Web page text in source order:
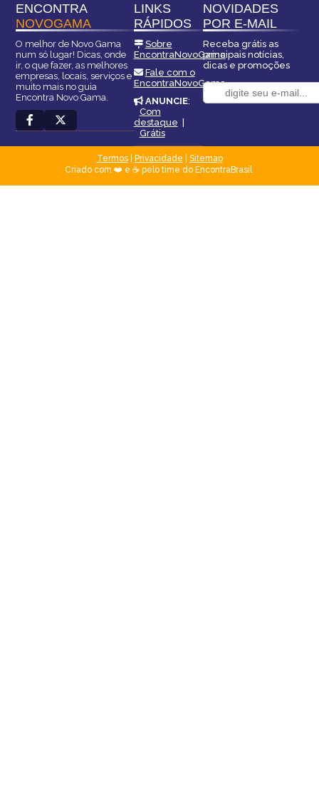
ENCONTRA
NOVOGAMA
O melhor de Novo Gama
num só lugar! Dicas, onde
ir, o que fazer, as melhores
empresas, locais, serviços e
muito mais no guia
Encontra Novo Gama.
LINKS
RÁPIDOS
Sobre
EncontraNovoGama
Fale com o
EncontraNovoGama
ANUNCIE:
Com
destaque |
Grátis
NOVIDADES
POR E-MAIL
Receba grátis as
principais notícias,
dicas e promoções
Termos| Privacidade
Sitemap
Criado com ❤️ e ☕ pelo time do EncontraBrasil